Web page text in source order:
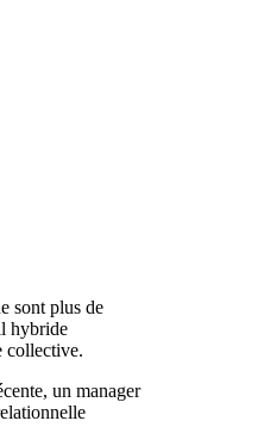
sont plus de
hybride
collective.
un manager